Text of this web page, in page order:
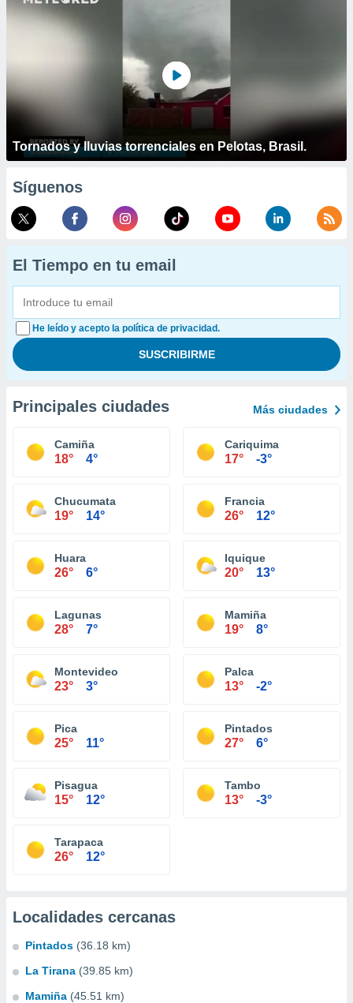
Tornados y lluvias torrenciales en Pelotas, Brasil.
Síguenos
El Tiempo en tu email
He leído y acepto la política de privacidad.
Principales ciudades Más ciudades
Camiña
18° 4°
Cariquima
17° -3°
Chucumata
19° 14°
Francia
26° 12°
Huara
26° 6°
Iquique
20° 13°
Lagunas
28° 7°
Mamiña
19° 8°
Montevideo
23° 3°
Palca
13° -2°
Pica
25° 11°
Pintados
27° 6°
Pisagua
15° 12°
Tambo
13° -3°
Tarapaca
26° 12°
Localidades cercanas
Pintados (36.18 km)
La Tirana (39.85 km)
Mamiña (45.51 km)